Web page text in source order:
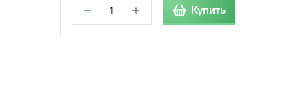
− + Купить